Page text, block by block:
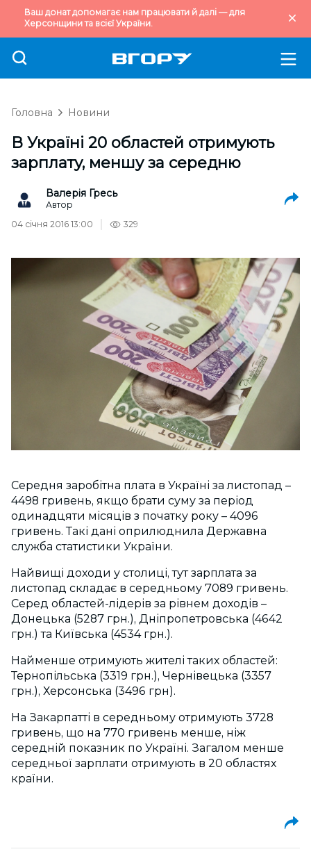
Ваш донат допомагає нам працювати й далі — для
Херсонщини та всієї України.
Головна Новини
В Україні 20 областей отримують
зарплату, меншу за середню
Валерія Гресь
Автор
04 січня 2016 13:00
329
Середня заробітна плата в Україні за листопад –
4498 гривень, якщо брати суму за період
одинадцяти місяців з початку року – 4096
гривень. Такі дані оприлюднила Державна
служба статистики України.
Найвищі доходи у столиці, тут зарплата за
листопад складає в середньому 7089 гривень.
Серед областей-лідерів за рівнем доходів –
Донецька (5287 грн.), Дніпропетровська (4642
грн.) та Київська (4534 грн.).
Найменше отримують жителі таких областей:
Тернопільська (3319 грн.), Чернівецька (3357
грн.), Херсонська (3496 грн).
На Закарпатті в середньому отримують 3728
гривень, що на 770 гривень менше, ніж
середній показник по Україні. Загалом менше
середньої зарплати отримують в 20 областях
країни.